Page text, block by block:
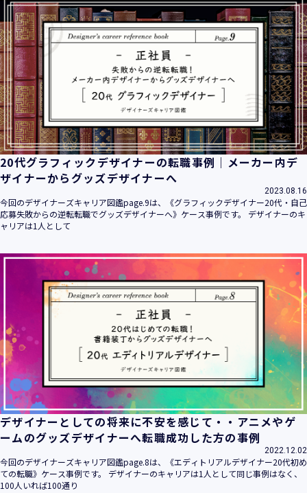
20代グラフィックデザイナーの転職事例｜メーカー内デ
ザイナーからグッズデザイナーへ
2023.08.16
今回のデザイナーズキャリア図鑑page.9は、《グラフィックデザイナー20代・自己
応募失敗からの逆転転職でグッズデザイナーへ》ケース事例です。 デザイナーのキ
ャリアは1人として
デザイナーとしての将来に不安を感じて・・アニメやゲ
ームのグッズデザイナーへ転職成功した方の事例
2022.12.02
今回のデザイナーズキャリア図鑑page.8は、《エディトリアルデザイナー20代初め
ての転職》ケース事例です。 デザイナーのキャリアは1人として同じ事例はなく、
100人いれば100通り